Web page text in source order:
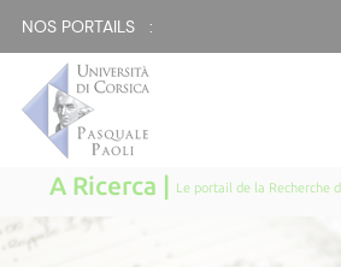
NOS PORTAILS :
A Ricerca | Le portail de la Recherche